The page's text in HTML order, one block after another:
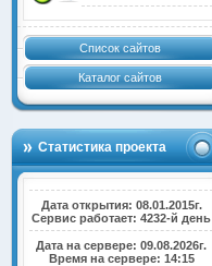
Список сайтов
Каталог сайтов
Статистика проекта
Дата открытия: 08.01.2015г.
Сервис работает: 4232-й день
Дата на сервере: 09.08.2026г.
Время на сервере: 14:15